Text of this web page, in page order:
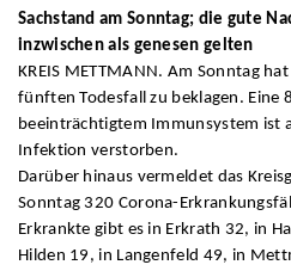
Sachstand am Sonntag; die gute
inzwischen als genesen gelten
KREIS METTMANN. Am Sonntag
fünften Todesfall zu beklagen. Eine
beeinträchtigtem Immunsystem ist
Infektion verstorben.
Darüber hinaus vermeldet das
Sonntag 320 Corona-
Erkrankte gibt es in Erkrath 32, in
Hilden 19, in Langenfeld 49, in